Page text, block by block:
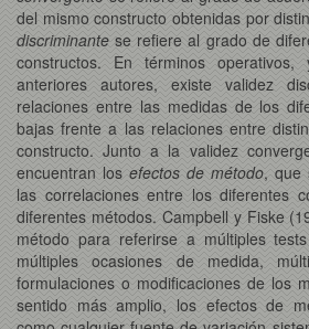
del mismo constructo obtenidas por
discriminante se refiere al grado de
constructos. En términos
anteriores autores, existe validez
relaciones entre las medidas de los
bajas frente a las relaciones entre
constructo. Junto a la validez
encuentran los efectos de método, que
las correlaciones entre los diferentes
diferentes métodos. Campbell y Fiske
método para referirse a múltiples
múltiples ocasiones de medida,
formulaciones o modificaciones de los
sentido más amplio, los efectos de